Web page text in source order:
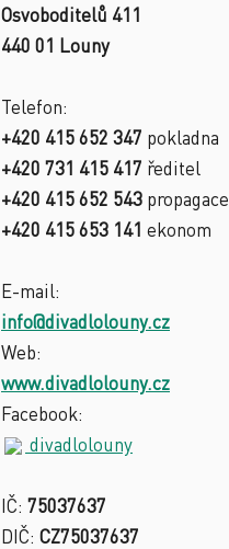
Osvoboditelů 411
440 01 Louny
Telefon:
+420 415 652 347 pokladna
+420 731 415 417 ředitel
+420 415 652 543 propagace
+420 415 653 141 ekonom
E-mail:
info@divadlolouny.cz
Web:
www.divadlolouny.cz
Facebook:
divadlolouny
IČ: 75037637
DIČ: CZ75037637